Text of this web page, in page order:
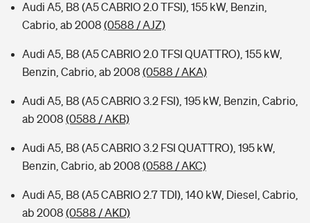
Audi A5, B8 (A5 CABRIO 2.0 TFSI), 155 kW, Benzin,
Cabrio, ab 2008 (0588 / AJZ)
Audi A5, B8 (A5 CABRIO 2.0 TFSI QUATTRO), 155 kW,
Benzin, Cabrio, ab 2008 (0588 / AKA)
Audi A5, B8 (A5 CABRIO 3.2 FSI), 195 kW, Benzin, Cabrio,
ab 2008 (0588 / AKB)
Audi A5, B8 (A5 CABRIO 3.2 FSI QUATTRO), 195 kW,
Benzin, Cabrio, ab 2008 (0588 / AKC)
Audi A5, B8 (A5 CABRIO 2.7 TDI), 140 kW, Diesel, Cabrio,
ab 2008 (0588 / AKD)